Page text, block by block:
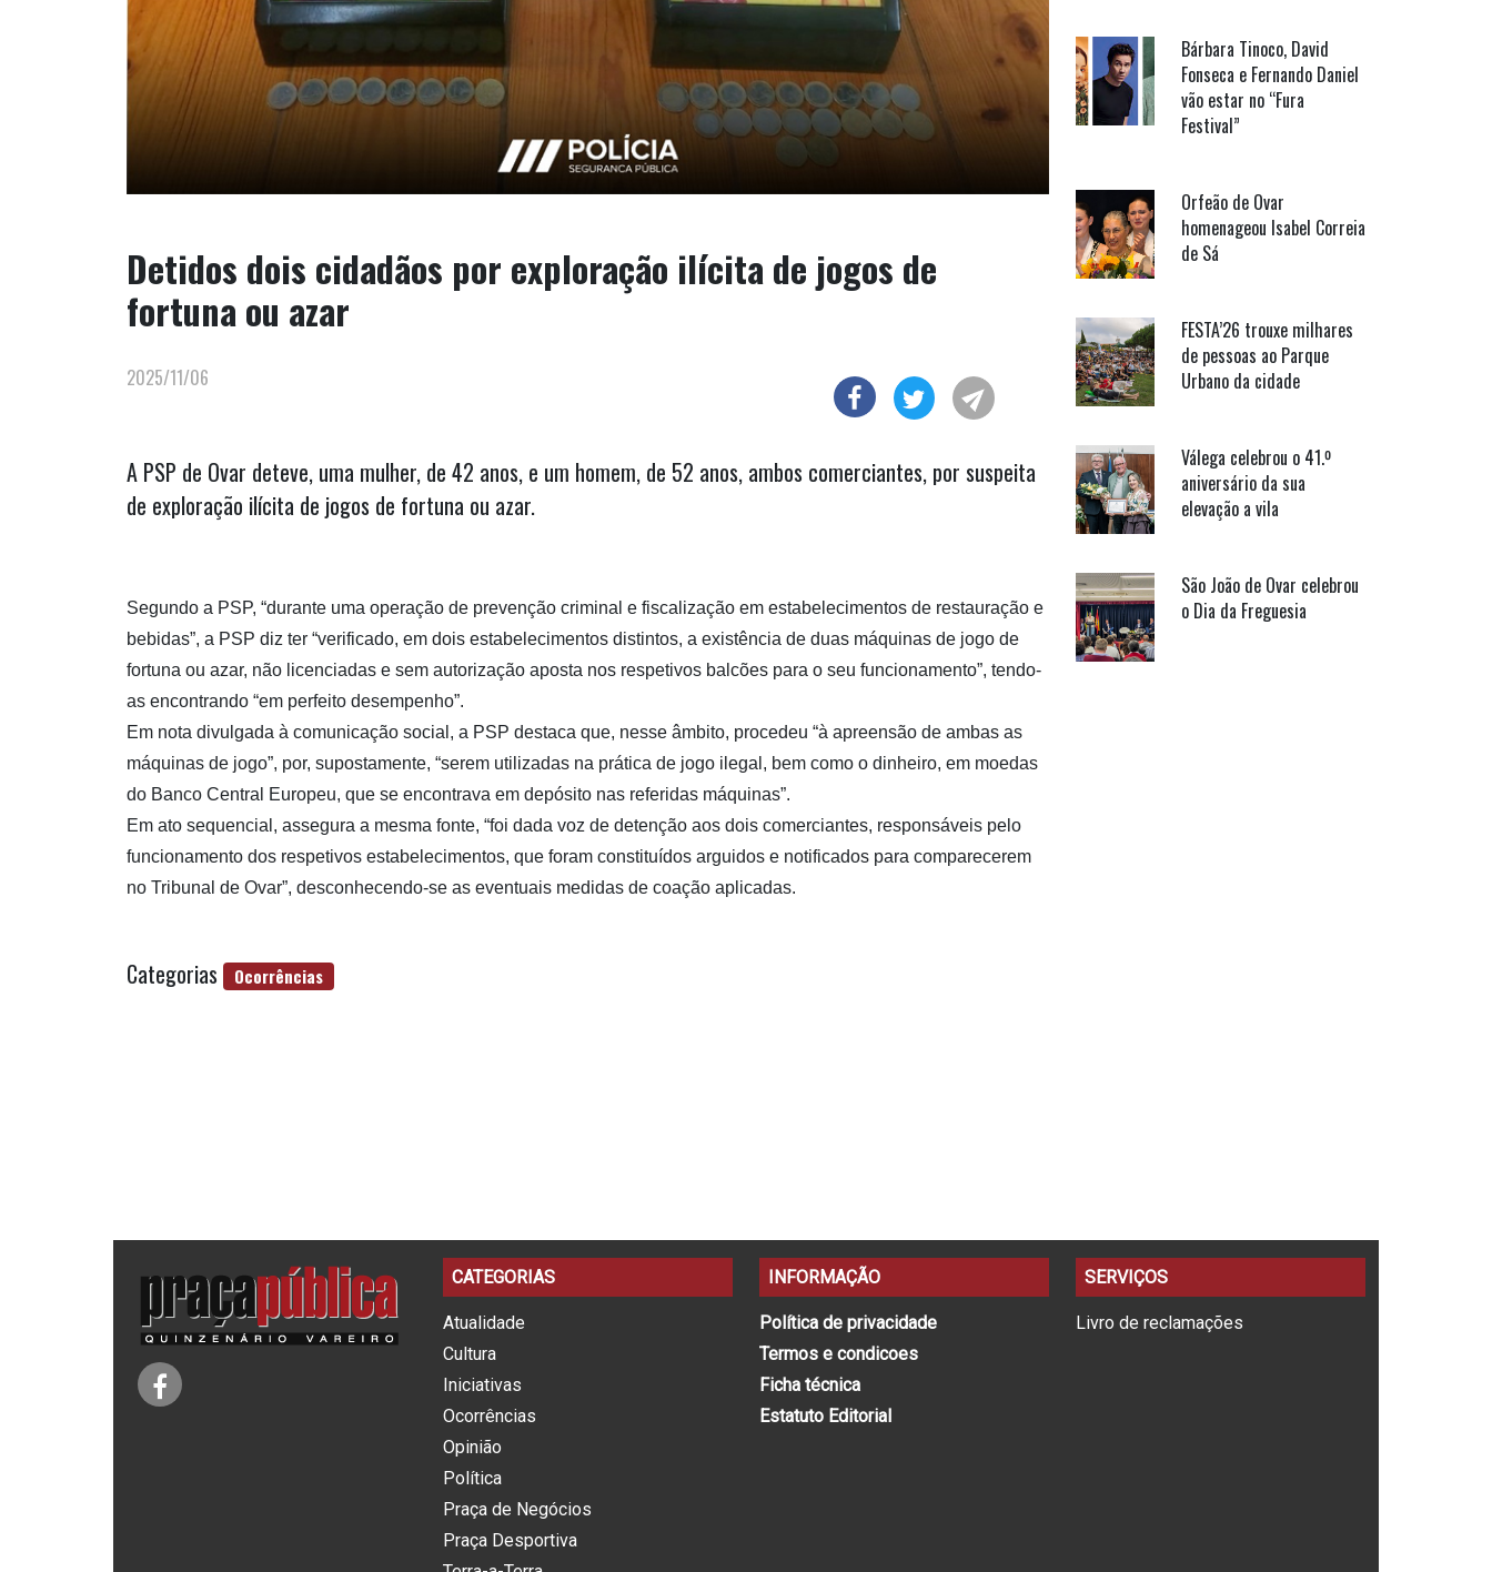
Detidos dois cidadãos por exploração ilícita de jogos de
fortuna ou azar
2025/11/06
A PSP de Ovar deteve, uma mulher, de 42 anos, e um homem, de 52 anos, ambos comerciantes, por suspeita
de exploração ilícita de jogos de fortuna ou azar.
Segundo a PSP, “durante uma operação de prevenção criminal e fiscalização em estabelecimentos de restauração e
bebidas”, a PSP diz ter “verificado, em dois estabelecimentos distintos, a existência de duas máquinas de jogo de
fortuna ou azar, não licenciadas e sem autorização aposta nos respetivos balcões para o seu funcionamento”, tendo-
as encontrando “em perfeito desempenho”.
Em nota divulgada à comunicação social, a PSP destaca que, nesse âmbito, procedeu “à apreensão de ambas as
máquinas de jogo”, por, supostamente, “serem utilizadas na prática de jogo ilegal, bem como o dinheiro, em moedas
do Banco Central Europeu, que se encontrava em depósito nas referidas máquinas”.
Em ato sequencial, assegura a mesma fonte, “foi dada voz de detenção aos dois comerciantes, responsáveis pelo
funcionamento dos respetivos estabelecimentos, que foram constituídos arguidos e notificados para comparecerem
no Tribunal de Ovar”, desconhecendo-se as eventuais medidas de coação aplicadas.
Categorias Ocorrências
Bárbara Tinoco, David
Fonseca e Fernando Daniel
vão estar no “Fura
Festival”
Orfeão de Ovar
homenageou Isabel Correia
de Sá
FESTA’26 trouxe milhares
de pessoas ao Parque
Urbano da cidade
Válega celebrou o 41.º
aniversário da sua
elevação a vila
São João de Ovar celebrou
o Dia da Freguesia
CATEGORIAS
Atualidade
Cultura
Iniciativas
Ocorrências
Opinião
Política
Praça de Negócios
Praça Desportiva
INFORMAÇÃO
Política de privacidade
Termos e condicoes
Ficha técnica
Estatuto Editorial
SERVIÇOS
Livro de reclamações